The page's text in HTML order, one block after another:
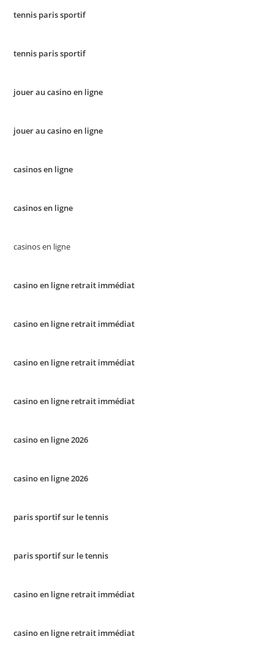
tennis paris sportif
tennis paris sportif
jouer au casino en ligne
jouer au casino en ligne
casinos en ligne
casinos en ligne
casinos en ligne
casino en ligne retrait immédiat
casino en ligne retrait immédiat
casino en ligne retrait immédiat
casino en ligne retrait immédiat
casino en ligne 2026
casino en ligne 2026
paris sportif sur le tennis
paris sportif sur le tennis
casino en ligne retrait immédiat
casino en ligne retrait immédiat